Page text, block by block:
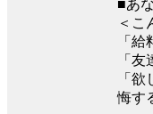
■あ
＜こ
「
「
「
悔す